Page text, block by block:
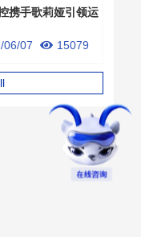
携手歌莉娅引领运
06/07
15079